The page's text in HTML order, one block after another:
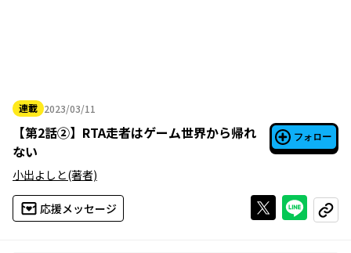
連載 2023/03/11
2023年03月11日
【第2話②】 RTA走者はゲーム世界から帰れ
ない
フォロー
小出よしと(著者)
応援メッセージ Xで投稿する
ライン
コピー